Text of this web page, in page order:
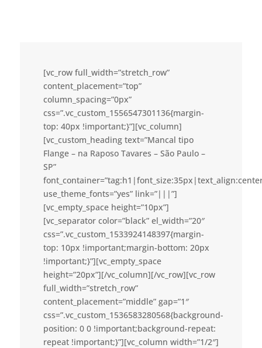
[vc_row full_width=”stretch_row”
content_placement=”top”
column_spacing=”0px”
css=”.vc_custom_1556547301136{margin-
top: 40px !important;}”][vc_column]
[vc_custom_heading text=”Mancal tipo
Flange – na Raposo Tavares – São Paulo –
SP”
use_theme_fonts=”yes” link=”|||”]
[vc_empty_space height=”10px”]
[vc_separator color=”black” el_width=”20″
css=”.vc_custom_1533924148397{margin-
top: 10px !important;margin-bottom: 20px
!important;}”][vc_empty_space
height=”20px”][/vc_column][/vc_row][vc_row
full_width=”stretch_row”
content_placement=”middle” gap=”1″
css=”.vc_custom_1536583280568{background-
position: 0 0 !important;background-repeat:
repeat !important;}”][vc_column width=”1/2″]